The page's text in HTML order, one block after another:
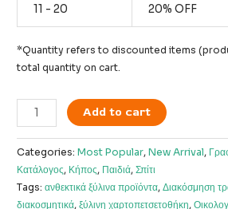
11 - 20 20% OFF
*Quantity refers to discounted items
total quantity on cart.
Χειροποίητη
Ξύλινη
Χαρτοπετσετοθήκη
quantity
Add to cart
Categories:Most Popular,New Arrival,
Κατάλογος, Κήπος, Παιδιά,Σπίτι
Tags:ανθεκτικά ξύλινα προϊόντα,Διακόσμηση
διακοσμητικά,ξύλινη χαρτοπετσετοθήκη,